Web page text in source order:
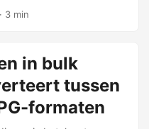
3 min
in bulk
tussen
formaten